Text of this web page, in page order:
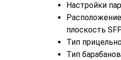
Настройки
плоскость
Тип
Тип